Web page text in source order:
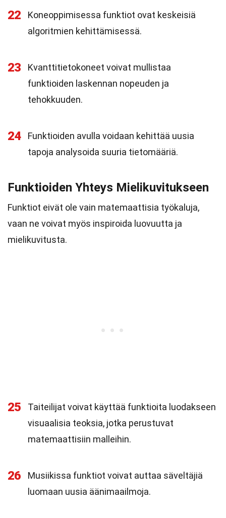
22
Koneoppimisessa funktiot ovat keskeisiä
algoritmien kehittämisessä.
23
Kvanttitietokoneet voivat mullistaa
funktioiden laskennan nopeuden ja
tehokkuuden.
24
Funktioiden avulla voidaan kehittää uusia
tapoja analysoida suuria tietomääriä.
Funktioiden Yhteys Mielikuvitukseen
Funktiot eivät ole vain matemaattisia työkaluja,
vaan ne voivat myös inspiroida luovuutta ja
mielikuvitusta.
25
Taiteilijat voivat käyttää funktioita luodakseen
visuaalisia teoksia, jotka perustuvat
matemaattisiin malleihin.
26
Musiikissa funktiot voivat auttaa säveltäjiä
luomaan uusia äänimaailmoja.